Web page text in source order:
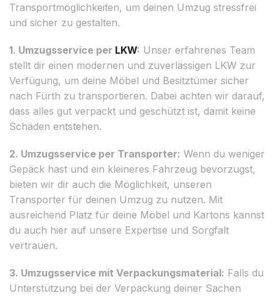
Transportmöglichkeiten, um deinen Umzug stressfrei
und sicher zu gestalten.
1. Umzugsservice per LKW: Unser erfahrenes Team
stellt dir einen modernen und zuverlässigen LKW zur
Verfügung, um deine Möbel und Besitztümer sicher
nach Fürth zu transportieren. Dabei achten wir darauf,
dass alles gut verpackt und geschützt ist, damit keine
Schäden entstehen.
2. Umzugsservice per Transporter: Wenn du weniger
Gepäck hast und ein kleineres Fahrzeug bevorzugst,
bieten wir dir auch die Möglichkeit, unseren
Transporter für deinen Umzug zu nutzen. Mit
ausreichend Platz für deine Möbel und Kartons kannst
du auch hier auf unsere Expertise und Sorgfalt
vertrauen.
3. Umzugsservice mit Verpackungsmaterial: Falls du
Unterstützung bei der Verpackung deiner Sachen